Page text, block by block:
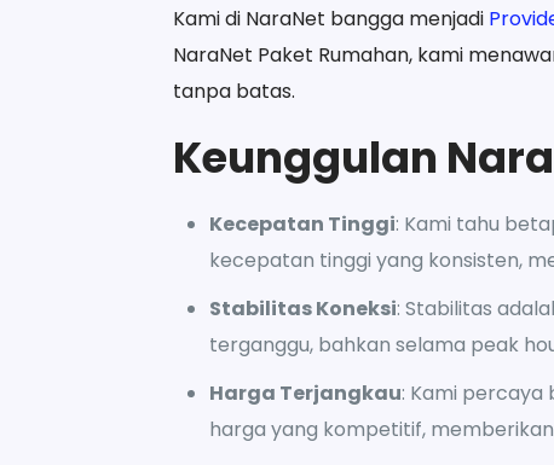
Kami di NaraNet bangga menjadi
NaraNet Paket Rumahan, kami
tanpa batas.
Keunggulan
Kecepatan Tinggi: Kami tahu
kecepatan tinggi yang konsisten,
Stabilitas Koneksi: Stabilitas
terganggu, bahkan selama peak
Harga Terjangkau: Kami
harga yang kompetitif,